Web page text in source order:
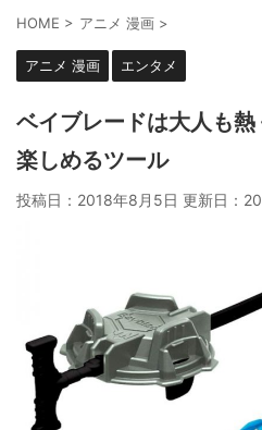
HOME > アニメ 漫画 >
アニメ 漫画 エンタメ
ベイブレードは大人も
楽しめるツール
投稿日：2018年8月5日 更新日：